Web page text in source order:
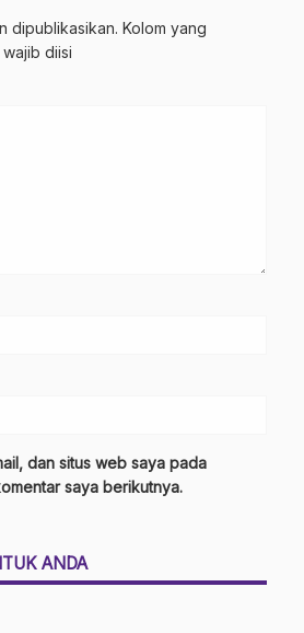
dipublikasikan. Kolom yang
diisi
dan situs web saya pada
saya berikutnya.
ANDA